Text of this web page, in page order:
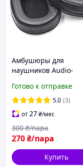
Амбушюры для
наушников Audio-
M20 M30 M40 ATH-SX1
черные
Готово к отправке
5.0 (3)
от27₴/мес
270₴/пара
300 ₴/пара
Купить